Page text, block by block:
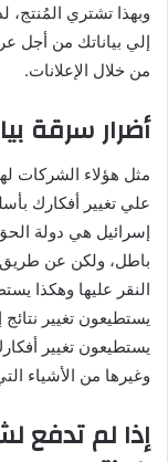
وبهذا تشتري
إلي بياناتك من أجل
من خلال الإعلانات.
أضرار سرقة
مثل هؤلاء الشركات
علي تغيير أفكارك
إسرائيل هي دولة
باطل، ولكن عن
النقر عليها وهكذا
يستطيعون تغيير نتائج
يستطيعون تغيير
وغيرها من الأشياء
إذا لم تدفع